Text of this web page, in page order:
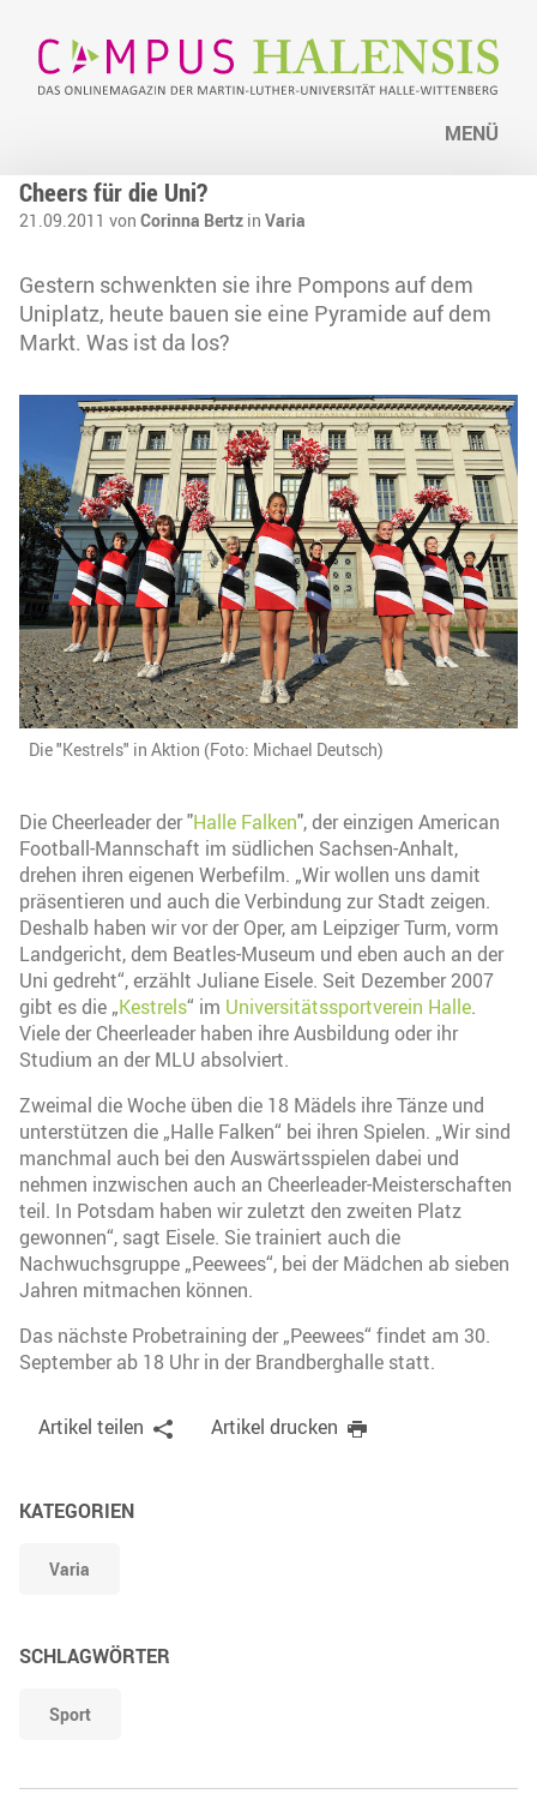
MENÜ
Cheers für die Uni?
21.09.2011 von Corinna Bertz in Varia
Gestern schwenkten sie ihre Pompons auf dem
Uniplatz, heute bauen sie eine Pyramide auf dem
Markt. Was ist da los?
Die "Kestrels" in Aktion (Foto: Michael Deutsch)
Die Cheerleader der "Halle Falken", der einzigen American
Football-Mannschaft im südlichen Sachsen-Anhalt,
drehen ihren eigenen Werbefilm. „Wir wollen uns damit
präsentieren und auch die Verbindung zur Stadt zeigen.
Deshalb haben wir vor der Oper, am Leipziger Turm, vorm
Landgericht, dem Beatles-Museum und eben auch an der
Uni gedreht“, erzählt Juliane Eisele. Seit Dezember 2007
gibt es die „Kestrels“ im Universitätssportverein Halle.
Viele der Cheerleader haben ihre Ausbildung oder ihr
Studium an der MLU absolviert.
Zweimal die Woche üben die 18 Mädels ihre Tänze und
unterstützen die „Halle Falken“ bei ihren Spielen. „Wir sind
manchmal auch bei den Auswärtsspielen dabei und
nehmen inzwischen auch an Cheerleader-Meisterschaften
teil. In Potsdam haben wir zuletzt den zweiten Platz
gewonnen“, sagt Eisele. Sie trainiert auch die
Nachwuchsgruppe „Peewees“, bei der Mädchen ab sieben
Jahren mitmachen können.
Das nächste Probetraining der „Peewees“ findet am 30.
September ab 18 Uhr in der Brandberghalle statt.
Artikel teilen Artikel drucken
KATEGORIEN
Varia
SCHLAGWÖRTER
Sport